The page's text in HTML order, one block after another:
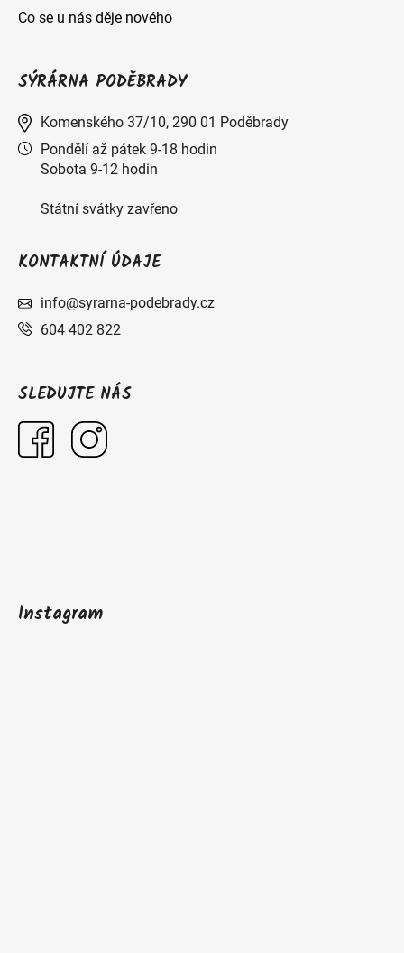
Co se u nás děje nového
SÝRÁRNA PODĚBRADY
Komenského 37/10, 290 01 Poděbrady
Pondělí až pátek 9-18 hodin
Sobota 9-12 hodin
Státní svátky zavřeno
KONTAKTNÍ ÚDAJE
info@syrarna-podebrady.cz
604 402 822
SLEDUJTE NÁS
Instagram